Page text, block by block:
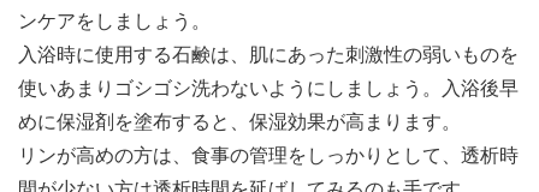
ンケアをしましょう。
入浴時に使用する石鹸は、肌にあった刺激性の弱いものを
使いあまりゴシゴシ洗わないようにしましょう。入浴後早
めに保湿剤を塗布すると、保湿効果が高まります。
リンが高めの方は、食事の管理をしっかりとして、透析時